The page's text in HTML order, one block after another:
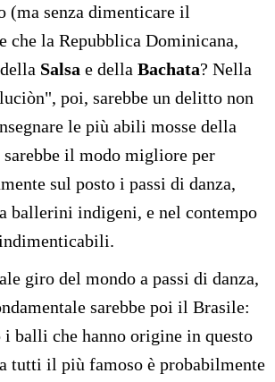
(ma senza dimenticare il
che la Repubblica Dominicana,
Salsa e della Bachata? Nella
poi, sarebbe un delitto non
le più abili mosse della
sarebbe il modo migliore per
sul posto i passi di danza,
ballerini indigeni, e nel contempo
giro del mondo a passi di danza,
sarebbe poi il Brasile:
balli che hanno origine in questo
tutti il più famoso è probabilmente